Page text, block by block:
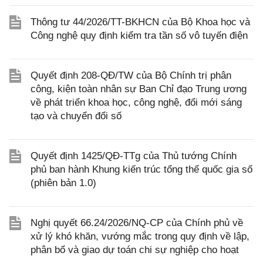
Thông tư 44/2026/TT-BKHCN của Bộ Khoa học và
Công nghệ quy định kiểm tra tần số vô tuyến điện
Quyết định 208-QĐ/TW của Bộ Chính trị phân
công, kiện toàn nhân sự Ban Chỉ đạo Trung ương
về phát triển khoa học, công nghệ, đổi mới sáng
tạo và chuyển đổi số
Quyết định 1425/QĐ-TTg của Thủ tướng Chính
phủ ban hành Khung kiến trúc tổng thể quốc gia số
(phiên bản 1.0)
Nghị quyết 66.24/2026/NQ-CP của Chính phủ về
xử lý khó khăn, vướng mắc trong quy định về lập,
phân bổ và giao dự toán chi sự nghiệp cho hoạt